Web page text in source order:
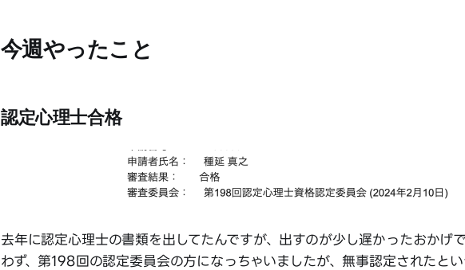
今週やったこと
認定心理士合格
去年に認定心理士の書類を出してたんですが、出すのが少し遅かったおかげ
わず、第198回の認定委員会の方になっちゃいましたが、無事認定されたと